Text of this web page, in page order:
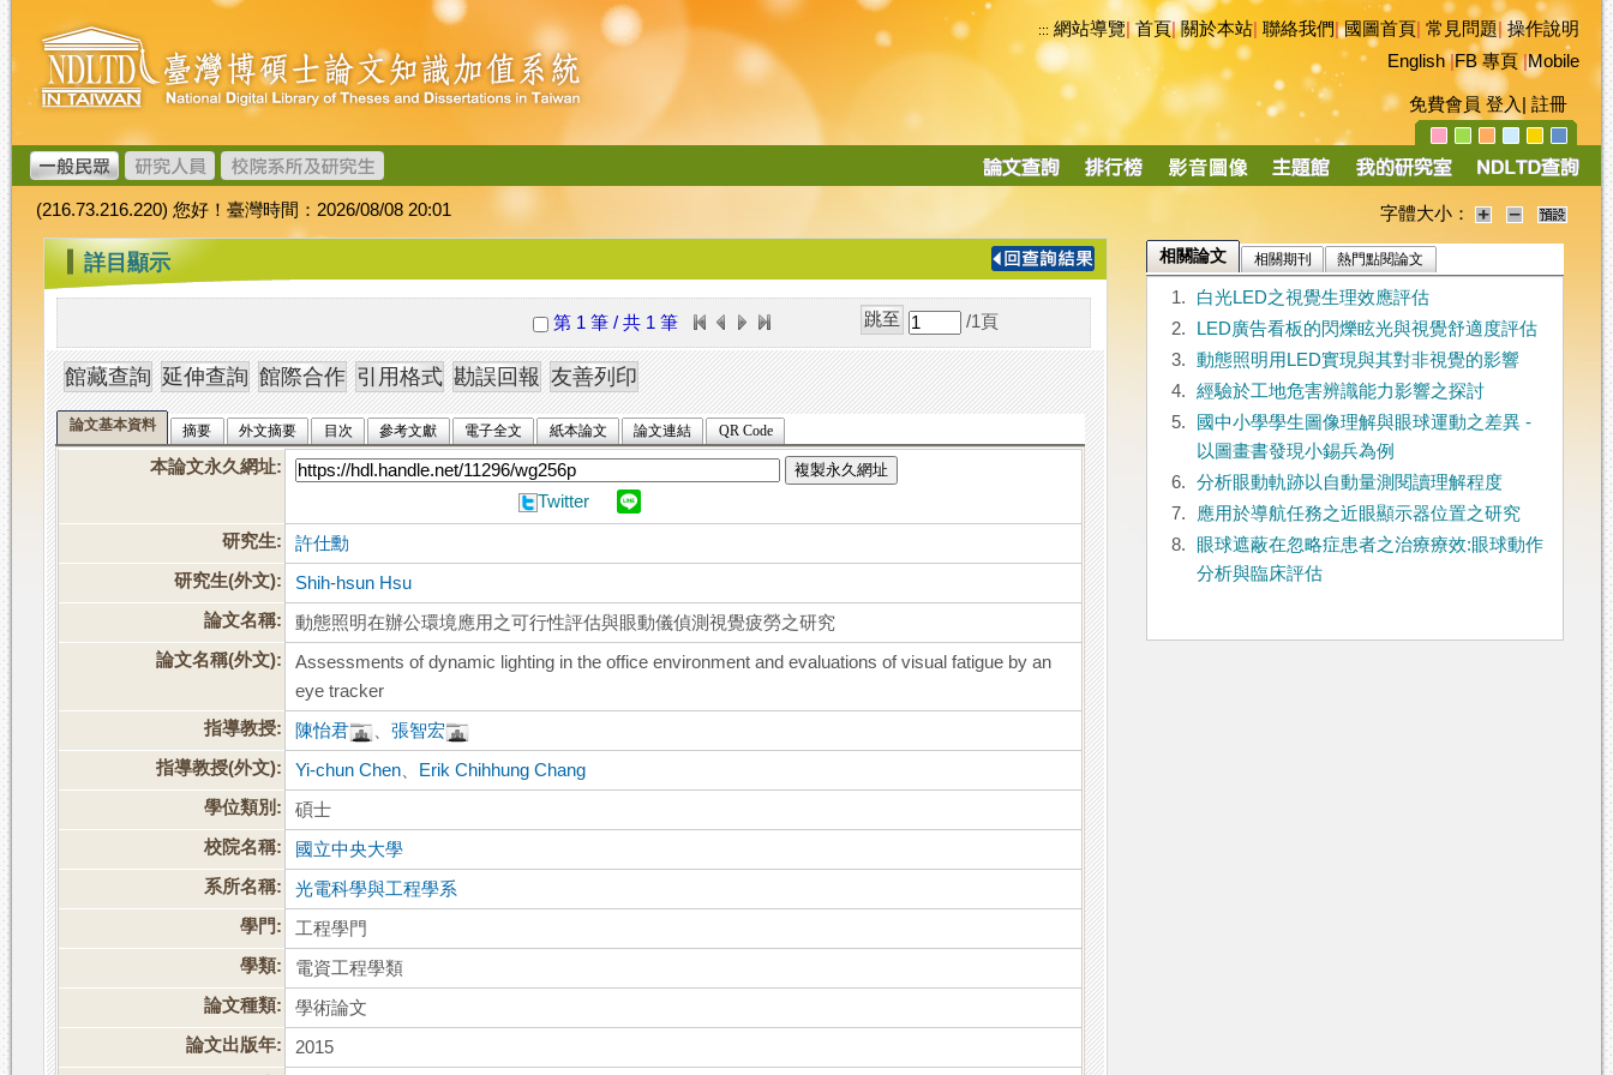
跳
到
主
要
內
容
臺
灣
博
碩
士
論
文
加
值
系
統
::: 網站導覽|首頁|關於本站 聯絡我們|國圖首頁 常見問題|操作說明
English|FB 專頁|Mobile
免費會員 登入 註冊
導
(216.73.216.220) 您好！臺灣時間：2026/08/08 20:01 字體大小：
::: 詳目顯示
第 1 筆 / 共 1 筆 /1 頁
論文基本資料 摘要 外文摘要 目次 參考文獻 電子全文 紙本論文 論文連結 QR Code
本論文永久網址: 複製永久網址
Twitter
研究生:
許仕勳
研究生(外文):
Shih-hsun Hsu
論文名稱:
動態照明在辦公環境應用之可行性評估與眼動儀偵測視覺疲勞之研究
論文名稱(外文):
Assessments of dynamic lighting in the office environment and evaluations of visual fatigue by an
eye tracker
指導教授:
陳怡君 、張智宏
指導教授(外文):
Yi-chun Chen
Erik Chihhung Chang
學位類別:
碩士
校院名稱:
國立中央大學
系所名稱:
光電科學與工程學系
學門:
工程學門
學類:
電資工程學類
論文種類:
學術論文
論文出版年:
2015
相關論文 相關期刊 熱門點閱論文
1.
白光LED之視覺生理效應評估
2.
LED廣告看板的閃爍眩光與視覺舒適度評估
3.
動態照明用LED實現與其對非視覺的影響
4.
經驗於工地危害辨識能力影響之探討
5.
國中小學學生圖像理解與眼球運動之差異 -
以圖畫書發現小錫兵為例
6.
分析眼動軌跡以自動量測閱讀理解程度
7.
應用於導航任務之近眼顯示器位置之研究
8.
眼球遮蔽在忽略症患者之治療療效:眼球動作
分析與臨床評估